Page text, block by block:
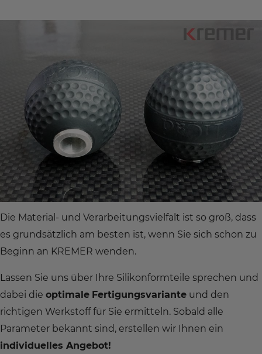
Die Material- und Verarbeitungsvielfalt ist so groß, dass
es grundsätzlich am besten ist, wenn Sie sich schon zu
Beginn an KREMER wenden.
Lassen Sie uns über Ihre Silikonformteile sprechen und
dabei die optimale Fertigungsvariante und den
richtigen Werkstoff für Sie ermitteln. Sobald alle
Parameter bekannt sind, erstellen wir Ihnen ein
individuelles Angebot!